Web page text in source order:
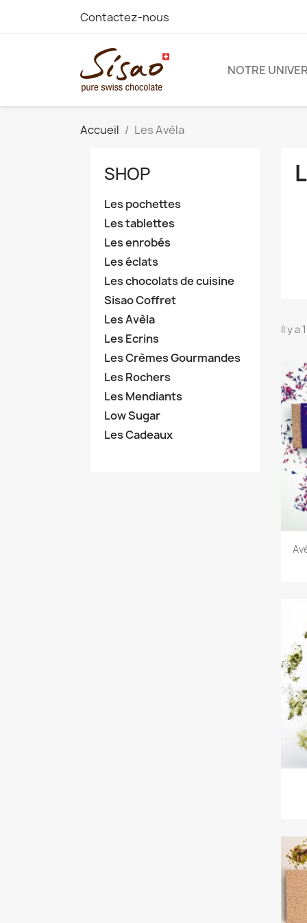
Contactez-nous
NOTRE
Accueil Les Avèla
SHOP
Les pochettes
Les tablettes
Les enrobés
Les éclats
Les chocolats de cuisine
Sisao Coffret
Les Avèla
Les Ecrins
Les Crèmes Gourmandes
Les Rochers
Les Mendiants
Low Sugar
Les Cadeaux
Il y a